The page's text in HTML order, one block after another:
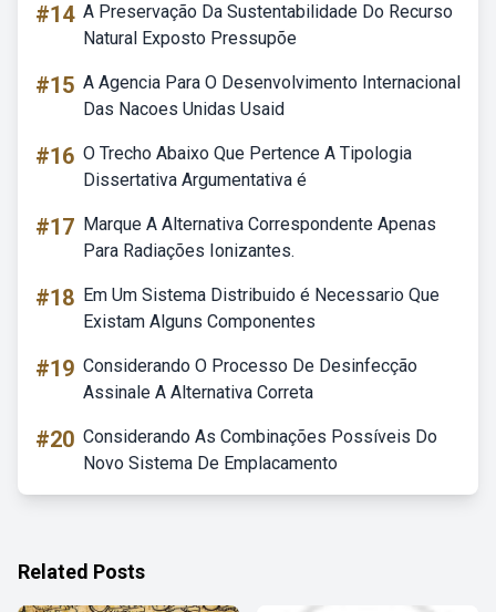
#14 A Preservação Da Sustentabilidade Do Recurso
Natural Exposto Pressupõe
#15 A Agencia Para O Desenvolvimento Internacional
Das Nacoes Unidas Usaid
#16 O Trecho Abaixo Que Pertence A Tipologia
Dissertativa Argumentativa é
#17 Marque A Alternativa Correspondente Apenas
Para Radiações Ionizantes.
#18 Em Um Sistema Distribuido é Necessario Que
Existam Alguns Componentes
#19 Considerando O Processo De Desinfecção
Assinale A Alternativa Correta
#20 Considerando As Combinações Possíveis Do
Novo Sistema De Emplacamento
Related Posts